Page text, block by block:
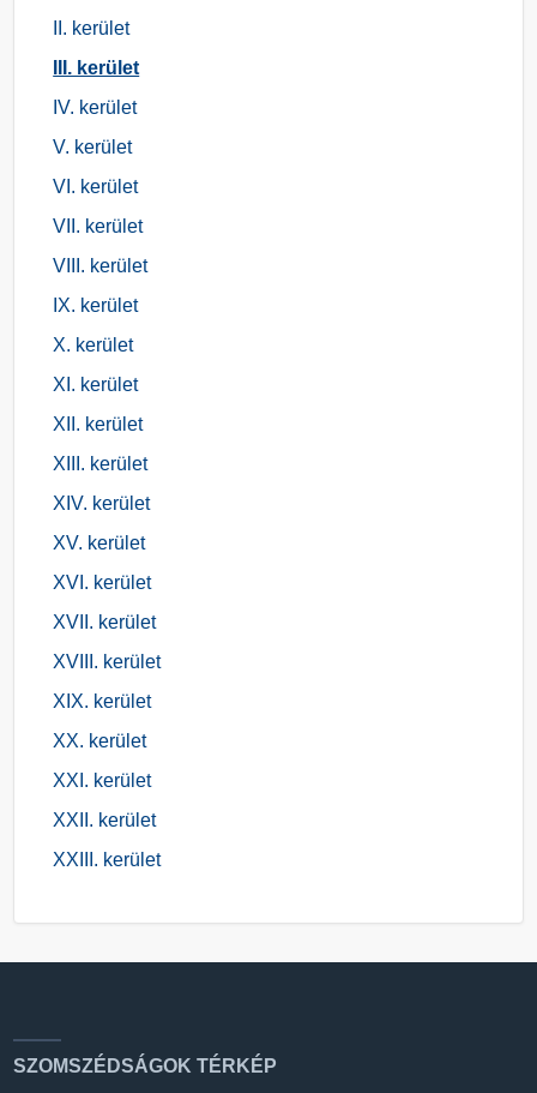
II. kerület
III. kerület
IV. kerület
V. kerület
VI. kerület
VII. kerület
VIII. kerület
IX. kerület
X. kerület
XI. kerület
XII. kerület
XIII. kerület
XIV. kerület
XV. kerület
XVI. kerület
XVII. kerület
XVIII. kerület
XIX. kerület
XX. kerület
XXI. kerület
XXII. kerület
XXIII. kerület
SZOMSZÉDSÁGOK TÉRKÉP